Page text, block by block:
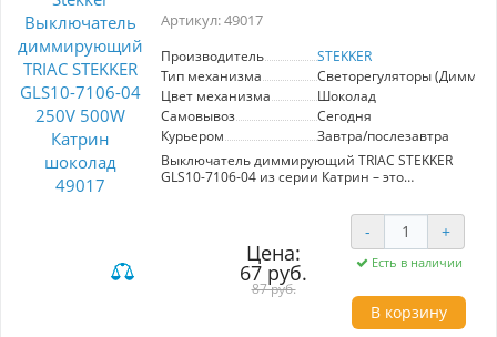
Артикул: 49017
Производитель
STEKKER
Тип механизма
Светорегуляторы
Цвет механизма
Шоколад
Самовывоз
Сегодня
Курьером
Завтра/послезавтра
Выключатель диммирующий TRIAC STEKKER
GLS10-7106-04 из серии Катрин – это
управления освещением в вашем доме. С
скрытой установкой, его размеры составляют
55*55*40 мм, что позволяет легко вписать
устройство в любой интерьер. Цвет шоколад
добавляет нотку элегантности, а материал из
поликарбоната и латуни гарантирует
долговечность и надежность. Выключатель
работает при номинальном напряжении 250 В
Цена:
67 руб.
87 руб.
- +
Есть в наличии
В корзину